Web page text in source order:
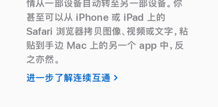
情从一部设备自动转至另一部设备。你
甚至可以从 iPhone 或 iPad 上的
Safari 浏览器拷贝图像、视频或文字，粘
贴到手边 Mac 上的另一个 app 中，反
之亦然。
进一步了解连续互通